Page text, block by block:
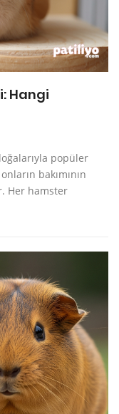
Hangi
popüler
bakımının
Her hamster